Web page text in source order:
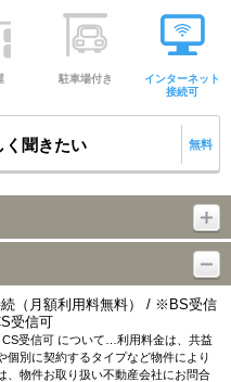
駐車場付き
インターネット
接続可
く聞きたい 無料
（月額利用料無料） / ※BS受信
受信可
受信可 について…利用料金は、共益
個別に契約するタイプなど物件により
、物件お取り扱い不動産会社にお問合